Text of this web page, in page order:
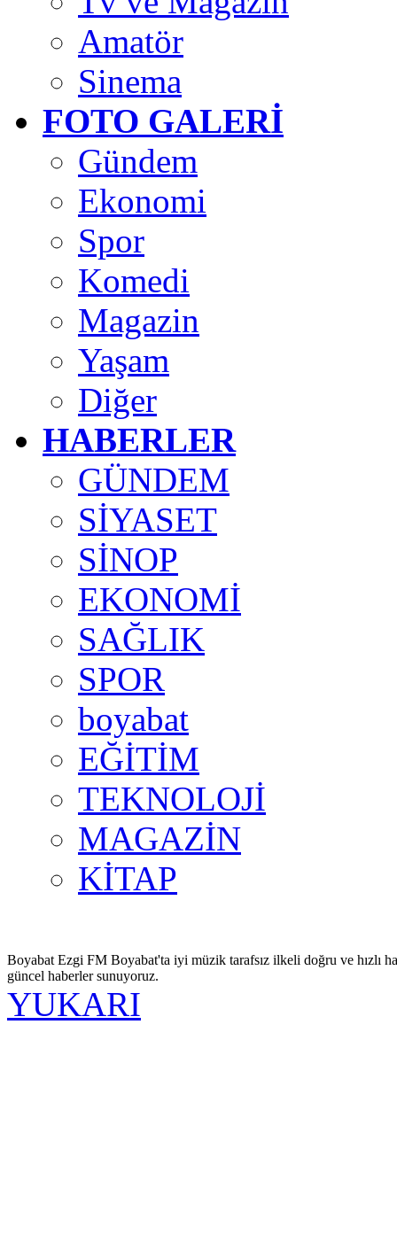
Amatör
Sinema
FOTO GALERİ
Gündem
Ekonomi
Spor
Komedi
Magazin
Yaşam
Diğer
HABERLER
GÜNDEM
SİYASET
SİNOP
EKONOMİ
SAĞLIK
SPOR
boyabat
EĞİTİM
TEKNOLOJİ
MAGAZİN
KİTAP
Boyabat Ezgi FM Boyabat'ta iyi müzik tarafsız ilkeli doğru ve hızlı
güncel haberler sunuyoruz.
YUKARI